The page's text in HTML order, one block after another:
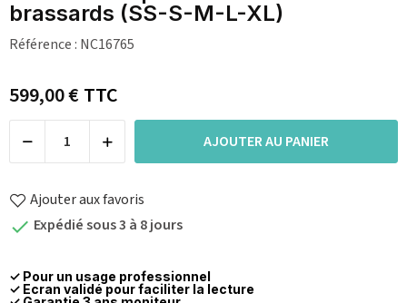
brassards (SS-S-M-L-XL)
Référence : NC16765
599,00 €TTC
AJOUTER AU PANIER
Ajouter aux favoris
 Expédié sous 3 à 8 jours
✓ Pour un usage professionnel
✓ Ecran validé pour faciliter la lecture